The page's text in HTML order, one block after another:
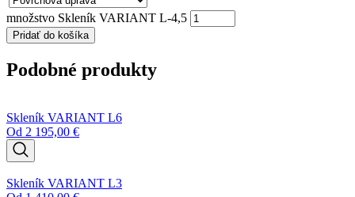
množstvo Skleník VARIANT L-4,5
Pridať do košíka
Podobné produkty
Skleník VARIANT L6
Od 2 195,00 €
Skleník VARIANT L3